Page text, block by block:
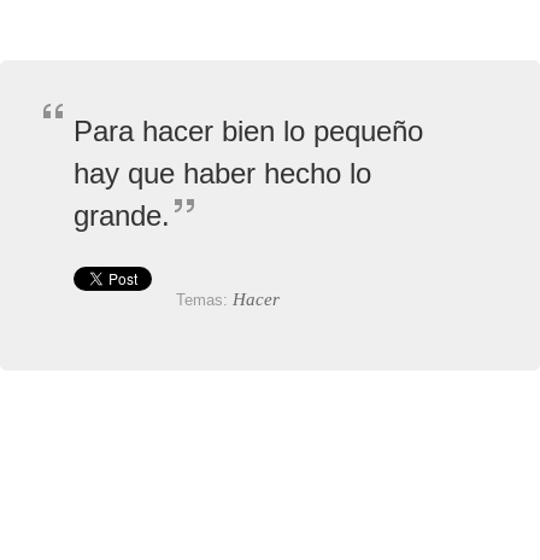
Para hacer bien lo pequeño
hay que haber hecho lo
grande.
Temas: Hacer